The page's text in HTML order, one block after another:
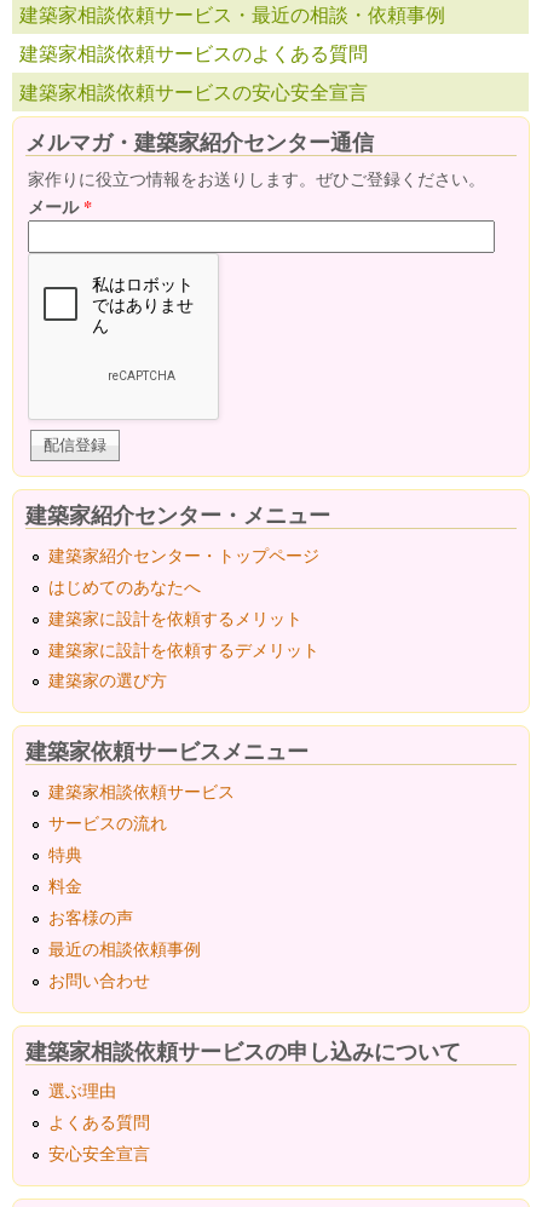
建築家相談依頼サービス・最近の相談・依頼事例
建築家相談依頼サービスのよくある質問
建築家相談依頼サービスの安心安全宣言
メルマガ・建築家紹介センター通信
家作りに役立つ情報をお送りします。ぜひご登録ください。
メール*
建築家紹介センター・メニュー
建築家紹介センター・トップページ
はじめてのあなたへ
建築家に設計を依頼するメリット
建築家に設計を依頼するデメリット
建築家の選び方
建築家依頼サービスメニュー
建築家相談依頼サービス
サービスの流れ
特典
料金
お客様の声
最近の相談依頼事例
お問い合わせ
建築家相談依頼サービスの申し込みについて
選ぶ理由
よくある質問
安心安全宣言